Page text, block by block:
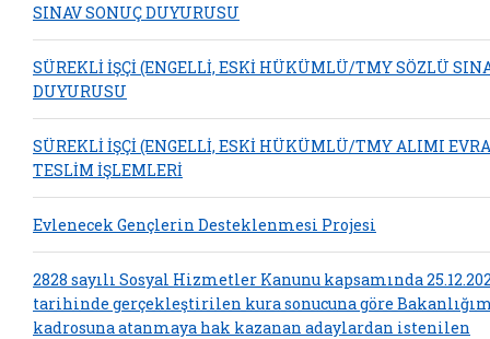
SINAV SONUÇ DUYURUSU
SÜREKLİ İŞÇİ (ENGELLİ, ESKİ HÜKÜMLÜ/TMY SÖZLÜ
DUYURUSU
SÜREKLİ İŞÇİ (ENGELLİ, ESKİ HÜKÜMLÜ/TMY ALIMI
TESLİM İŞLEMLERİ
Evlenecek Gençlerin Desteklenmesi Projesi
2828 sayılı Sosyal Hizmetler Kanunu kapsamında
tarihinde gerçekleştirilen kura sonucuna göre
kadrosuna atanmaya hak kazanan adaylardan istenilen